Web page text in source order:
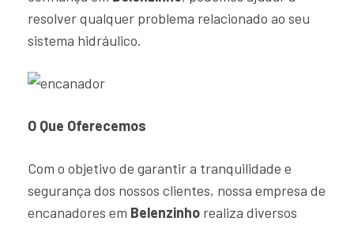
resolver qualquer problema relacionado ao seu
sistema hidráulico.
O Que Oferecemos
Com o objetivo de garantir a tranquilidade e
segurança dos nossos clientes, nossa empresa de
encanadores em Belenzinho realiza diversos